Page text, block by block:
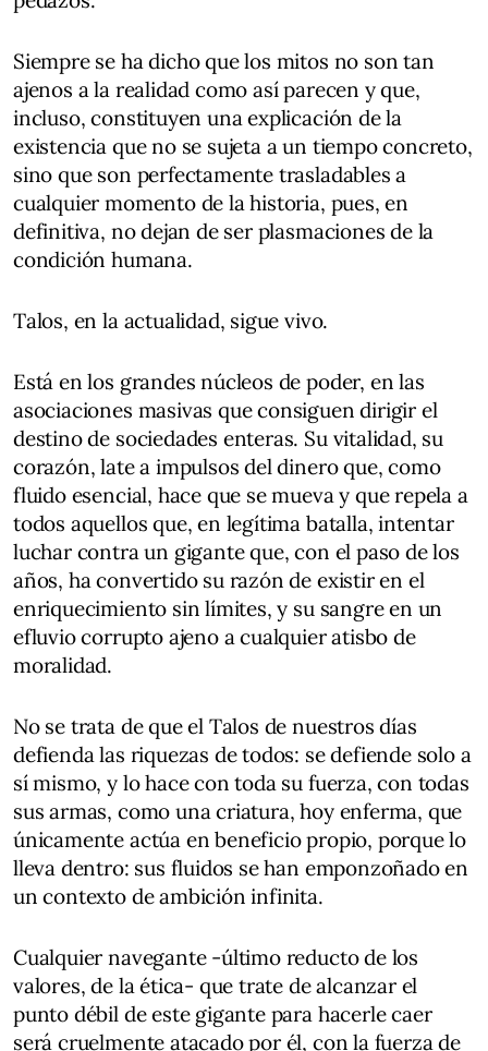
Siempre se ha dicho que los mitos no son tan
ajenos a la realidad como así parecen y que,
incluso, constituyen una explicación de la
existencia que no se sujeta a un tiempo concreto,
sino que son perfectamente trasladables a
cualquier momento de la historia, pues, en
definitiva, no dejan de ser plasmaciones de la
condición humana.
Talos, en la actualidad, sigue vivo.
Está en los grandes núcleos de poder, en las
asociaciones masivas que consiguen dirigir el
destino de sociedades enteras. Su vitalidad, su
corazón, late a impulsos del dinero que, como
fluido esencial, hace que se mueva y que repela a
todos aquellos que, en legítima batalla, intentar
luchar contra un gigante que, con el paso de los
años, ha convertido su razón de existir en el
enriquecimiento sin límites, y su sangre en un
efluvio corrupto ajeno a cualquier atisbo de
moralidad.
No se trata de que el Talos de nuestros días
defienda las riquezas de todos: se defiende solo a
sí mismo, y lo hace con toda su fuerza, con todas
sus armas, como una criatura, hoy enferma, que
únicamente actúa en beneficio propio, porque lo
lleva dentro: sus fluidos se han emponzoñado en
un contexto de ambición infinita.
Cualquier navegante -último reducto de los
valores, de la ética- que trate de alcanzar el
punto débil de este gigante para hacerle caer
será cruelmente atacado por él, con la fuerza de